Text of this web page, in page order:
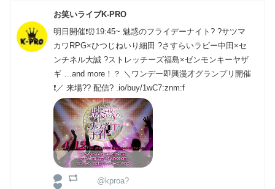
お笑いライブK-PRO
明日開催❗⏰19:45~ 魅惑のフライデーナイト? ?サツマ
カワRPG×ひつじねいり細田 ?さすらいラビー中田×セ
ンチネル大誠 ?ストレッチーズ福島×ゼンモンキーヤザ
ギ …and more！？ ＼ワンデー即興漫才グランプリ開催
❗／ 来場?? 配信? .io/buy/1wC7:znm:f
@kproa?